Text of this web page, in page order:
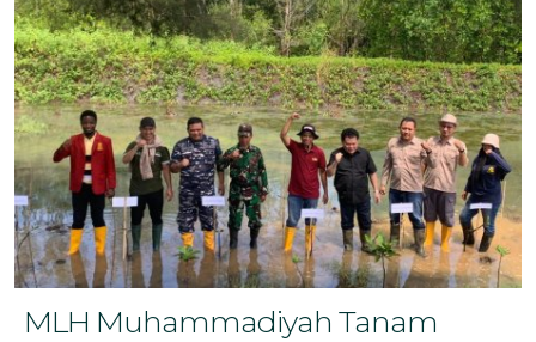
Galeri
Inisiatif
Sorotan Berita
Bahasa
MLH Muhammadiyah Tanam